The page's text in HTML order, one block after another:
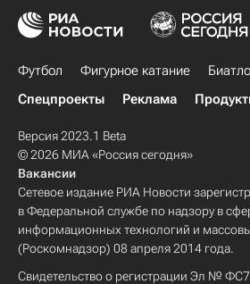
Футбол Фигурное катание
Спецпроекты
Реклама
Версия 2023.1 Beta
© 2026 МИА «Россия сегодня»
Вакансии
Сетевое издание РИА Новости
в Федеральной службе по надзору в
информационных технологий и
(Роскомнадзор) 08 апреля 2014 года.
Свидетельство о регистрации Эл №